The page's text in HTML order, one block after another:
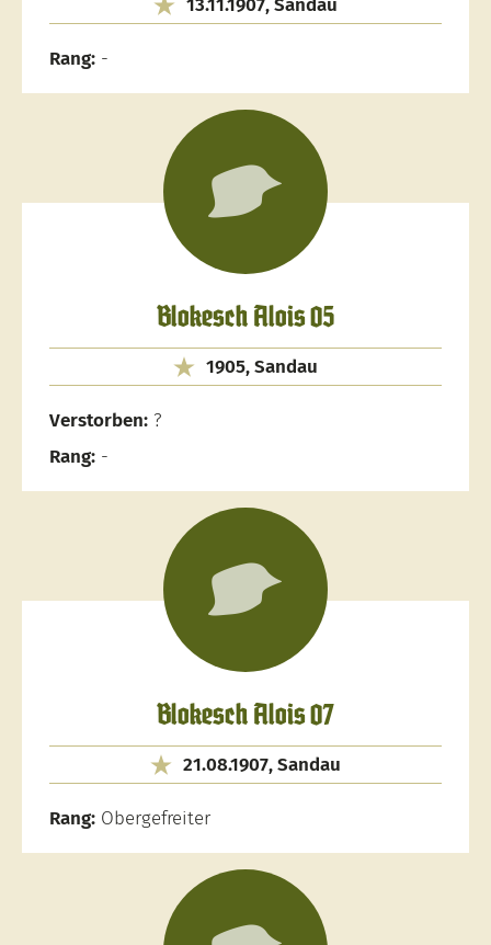
13.11.1907, Sandau
Rang: -
Blokesch Alois 05
1905, Sandau
Verstorben: ?
Rang: -
Blokesch Alois 07
21.08.1907, Sandau
Rang: Obergefreiter